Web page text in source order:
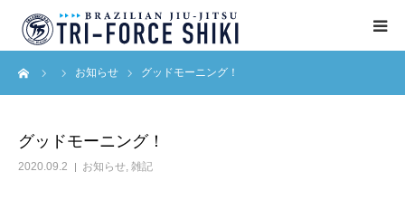
お知らせ グッドモーニング！
グッドモーニング！
2020.09.2 お知らせ, 雑記
ABOUT